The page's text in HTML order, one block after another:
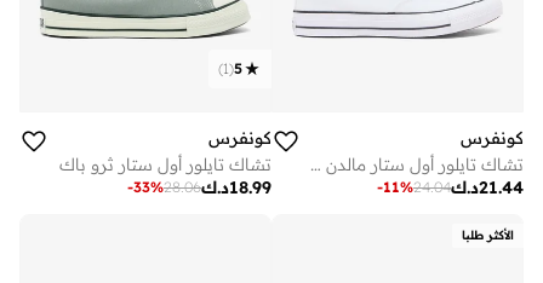
كونفرس
تشاك تايلور أول ستار مالدن ستريت
د.ك21.44
24.04
-11%
5
(
1
)
كونفرس
تشاك تايلور أول ستار ثرو باك
د.ك18.99
28.06
-33%
الأكثر طلبا